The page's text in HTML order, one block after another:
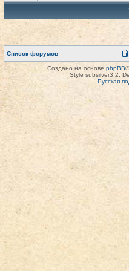
Список форумов
Создано на основе phpBB
Style subsilver3.2.
Русская